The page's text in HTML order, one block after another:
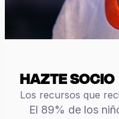
HAZTE SOCIO
Los recursos que
El 89% de los